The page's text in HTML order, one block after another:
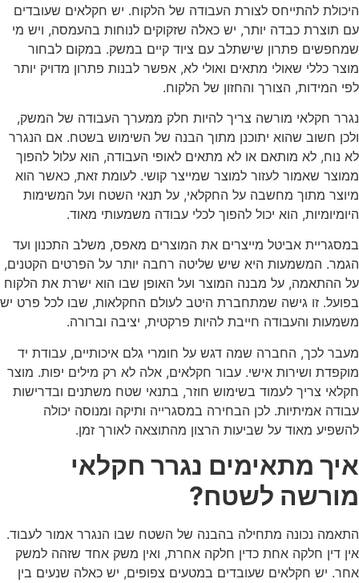
היכולת להתייחס לצורת העבודה של הלקוח. יש חקלאים שעובדים
עם תוצרת כבדה יותר, יש כאלה שזקוקים לנוחות בהעמסה, ויש מי
שמחפשים פתרון שישתלב עם ציוד קיים במשק. במקום לבחור
מוצר כללי שאולי מתאים ואולי לא, אפשר לבנות פתרון מדויק יותר
לפי המידות, הצורך והחזון של הלקוח.
נגרר חקלאי מורשה צריך להיות חלק ממערך העבודה של המשק,
ולכן חשוב שהוא יתוכנן מתוך הבנה של השימוש בשטח. אם הנגרר
לא נוח, לא מותאם או לא מתאים לאופי העבודה, הוא עלול להפוך
ממוצר שאמור לעזור למוצר שמייצר קושי. לעומת זאת, כאשר הוא
מיוצר מתוך מחשבה על החקלאי, על תנאי השטח ועל המשימות
היומיומיות, הוא יכול להפוך לכלי עבודה משמעותי מאוד.
במסגריית אביטל מייצרים את המוצרים מאפס, משלב התכנון ועד
הגמר. המשמעות היא שיש שליטה רחבה יותר על הפרטים הקטנים,
על ההתאמה, על מבנה המוצר ועל האופן שבו הוא ישרת את הלקוח
בפועל. זו גישה שמתחברת היטב לעולם החקלאות, שבו לכל פרט יש
משמעות והעבודה חייבת להיות פרקטית, יציבה וברורה.
מעבר לכך, החברה שמה דגש על חומרי גלם איכותיים, עבודת יד
מוקפדת ושירות אישי. עבור חקלאים, אלה לא רק מילים יפות. מוצר
חקלאי צריך לעמוד בשימוש חוזר, בתנאי שטח משתנים ובדרישות
עבודה אמיתיות. לכן הבחירה במסגרייה ותיקה ומנוסה יכולה
להשפיע מאוד על שביעות הרצון מהתוצאה לאורך זמן.
איך מתאימים נגרר חקלאי
מורשה לשטח?
התאמה נכונה מתחילה בהבנה של השטח שבו הנגרר אמור לעבוד.
אין דין חלקה אחת כדין חלקה אחרת, ואין משק אחד שזהה למשק
אחר. יש חקלאים שעובדים במטעים צפופים, יש כאלה שנעים בין